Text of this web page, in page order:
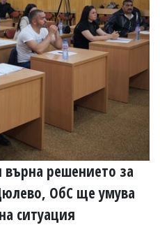
върна решението за
ОбС ще умува
ситуация